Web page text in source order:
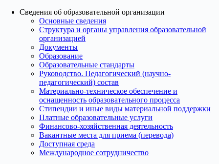
Сведения об образовательной организации
Основные сведения
Структура и органы управления образовательной
организацией
Документы
Образование
Образовательные стандарты
Руководство. Педагогический (научно-
педагогический) состав
Материально-техническое обеспечение и
оснащенность образовательного процесса
Стипендии и иные виды материальной поддержки
Платные образовательные услуги
Финансово-хозяйственная деятельность
Вакантные места для приема (перевода)
Доступная среда
Международное сотрудничество